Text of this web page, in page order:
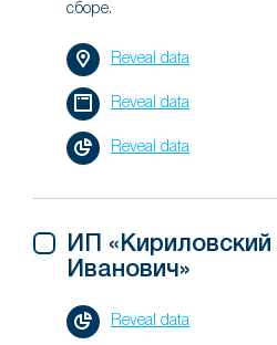
сборе.
Reveal data
Reveal data
Reveal data
ИП «Кириловский
Иванович»
Reveal data